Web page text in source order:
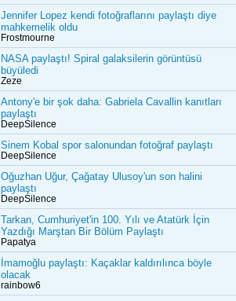
Jennifer Lopez kendi fotoğraflarını paylaştı diye
mahkemelik oldu
Frostmourne
NASA paylaştı! Spiral galaksilerin görüntüsü
büyüledi
Zeze
Antony'e bir şok daha: Gabriela Cavallin kanıtları
paylaştı
DeepSilence
Sinem Kobal spor salonundan fotoğraf paylaştı
DeepSilence
Oğuzhan Uğur, Çağatay Ulusoy'un son halini
paylaştı
DeepSilence
Tarkan, Cumhuriyet'in 100. Yılı ve Atatürk İçin
Yazdığı Marştan Bir Bölüm Paylaştı
Papatya
İmamoğlu paylaştı: Kaçaklar kaldırılınca böyle
olacak
rainbow6